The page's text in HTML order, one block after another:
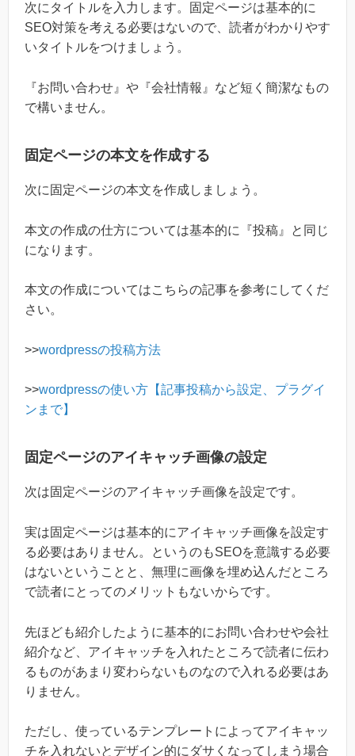
次にタイトルを入力します。固定ページは基本的に
SEO対策を考える必要はないので、読者がわかりやす
いタイトルをつけましょう。
『お問い合わせ』や『会社情報』など短く簡潔なもの
で構いません。
固定ページの本文を作成する
次に固定ページの本文を作成しましょう。
本文の作成の仕方については基本的に『投稿』と同じ
になります。
本文の作成についてはこちらの記事を参考にしてくだ
さい。
>>wordpressの投稿方法
>>wordpressの使い方【記事投稿から設定、プラグイ
ンまで】
固定ページのアイキャッチ画像の設定
次は固定ページのアイキャッチ画像を設定です。
実は固定ページは基本的にアイキャッチ画像を設定す
る必要はありません。というのもSEOを意識する必要
はないということと、無理に画像を埋め込んだところ
で読者にとってのメリットもないからです。
先ほども紹介したように基本的にお問い合わせや会社
紹介など、アイキャッチを入れたところで読者に伝わ
るものがあまり変わらないものなので入れる必要はあ
りません。
ただし、使っているテンプレートによってアイキャッ
チを入れないとデザイン的にダサくなってしまう場合